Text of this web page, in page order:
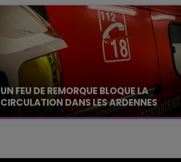
UN FEU DE REMORQUE BLOQUE LA
CIRCULATION DANS LES ARDENNES
Un feu de remorque s'est déclaré ce mercredi